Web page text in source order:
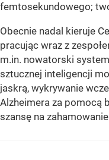
femtosekundowego;
Obecnie nadal kieruje
pracując wraz z
m.in. nowatorski
sztucznej inteligencji
jaskrą, wykrywanie
Alzheimera za pomocą
szansę na